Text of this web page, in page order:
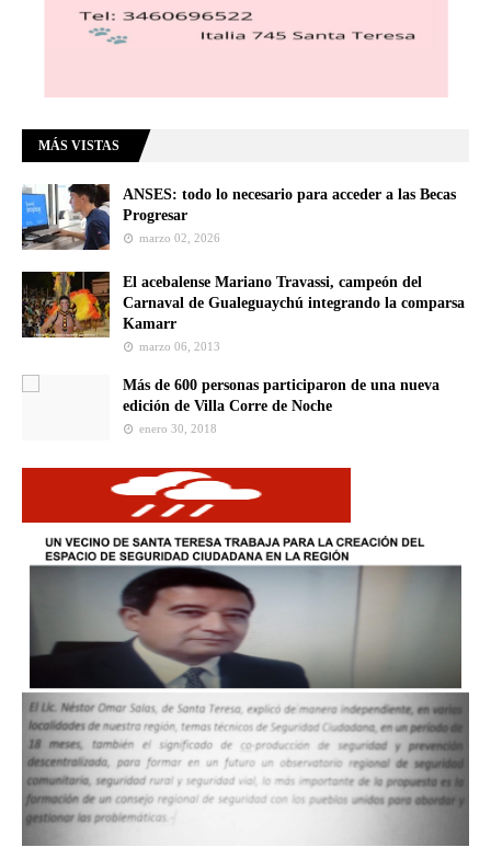
MÁS VISTAS
ANSES: todo lo necesario para acceder a las Becas
Progresar
marzo 02, 2026
El acebalense Mariano Travassi, campeón del
Carnaval de Gualeguaychú integrando la comparsa
Kamarr
marzo 06, 2013
Más de 600 personas participaron de una nueva
edición de Villa Corre de Noche
enero 30, 2018